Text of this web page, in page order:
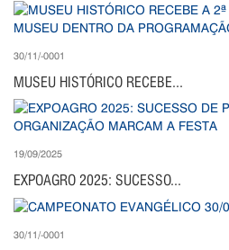
30/11/-0001
MUSEU HISTÓRICO RECEBE...
19/09/2025
EXPOAGRO 2025: SUCESSO...
30/11/-0001